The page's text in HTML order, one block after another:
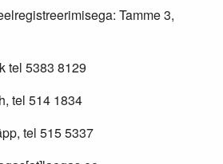
Tamme 3,
tel 5383 8129
tel 514 1834
tel 515 5337